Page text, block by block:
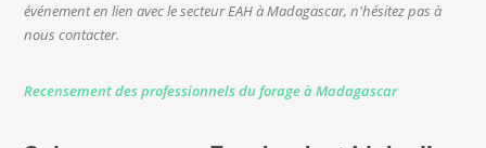
événement en lien avec le secteur EAH à Madagascar, n'hésitez pas à
nous contacter.
Recensement des professionnels du forage à Madagascar